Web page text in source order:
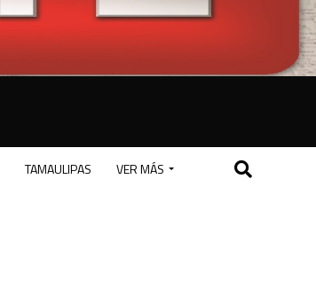
TAMAULIPAS VER MÁS